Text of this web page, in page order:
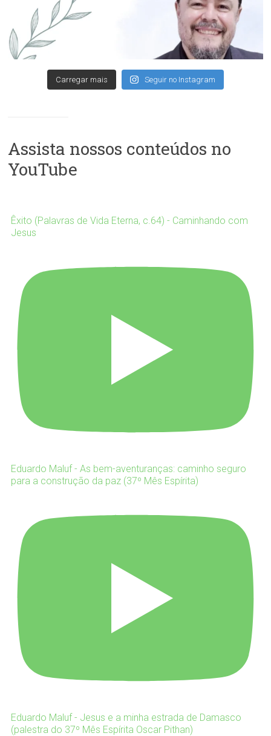
Carregar mais Seguir no Instagram
Assista nossos conteúdos no
YouTube
Êxito (Palavras de Vida Eterna, c.64) - Caminhando com
Jesus
Eduardo Maluf - As bem-aventuranças: caminho seguro
para a construção da paz (37º Mês Espírita)
Eduardo Maluf - Jesus e a minha estrada de Damasco
(palestra do 37º Mês Espírita Oscar Pithan)